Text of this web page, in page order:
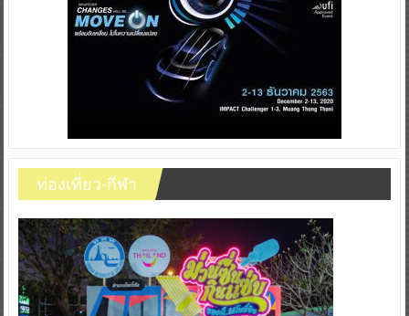
ท่องเที่ยว-กีฬา